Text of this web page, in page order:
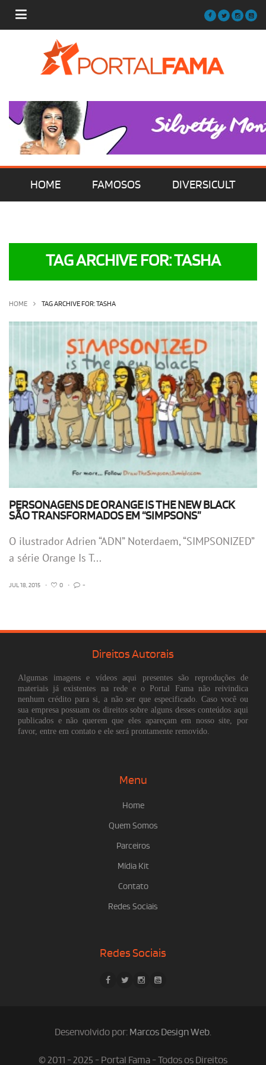
HOME FAMOSOS DIVERSICULT
OLHA ISSO! EU QUERO!
TAG ARCHIVE FOR: TASHA
HOME TAG ARCHIVE FOR: TASHA
PERSONAGENS DE ORANGE IS THE NEW BLACK
SÃO TRANSFORMADOS EM “SIMPSONS”
O ilustrador Adrien “ADN” Noterdaem, “SIMPSONIZED”
a série Orange Is T...
JUL 18, 2015 • 0 • -
Direitos Autorais
Algumas imagens e vídeos aqui presentes são reproduções de
materiais já existentes na rede e o Portal Fama não reivindica
nenhum crédito para si, a não ser que especificado. Caso você ou
sua empresa possuam os direitos sobre alguns desses conteúdos aqui
publicados e não querem que eles apareçam em nosso site, por
favor, entre em contato e ele será prontamente removido.
Menu
Home
Quem Somos
Parceiros
Mídia Kit
Contato
Redes Sociais
Redes Sociais
Desenvolvido por: Marcos Design Web.
© 2011 - 2025 - Portal Fama - Todos os Direitos